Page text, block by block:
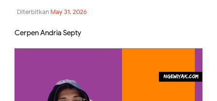
Diterbitkan May 31, 2026
Cerpen Andria Septy